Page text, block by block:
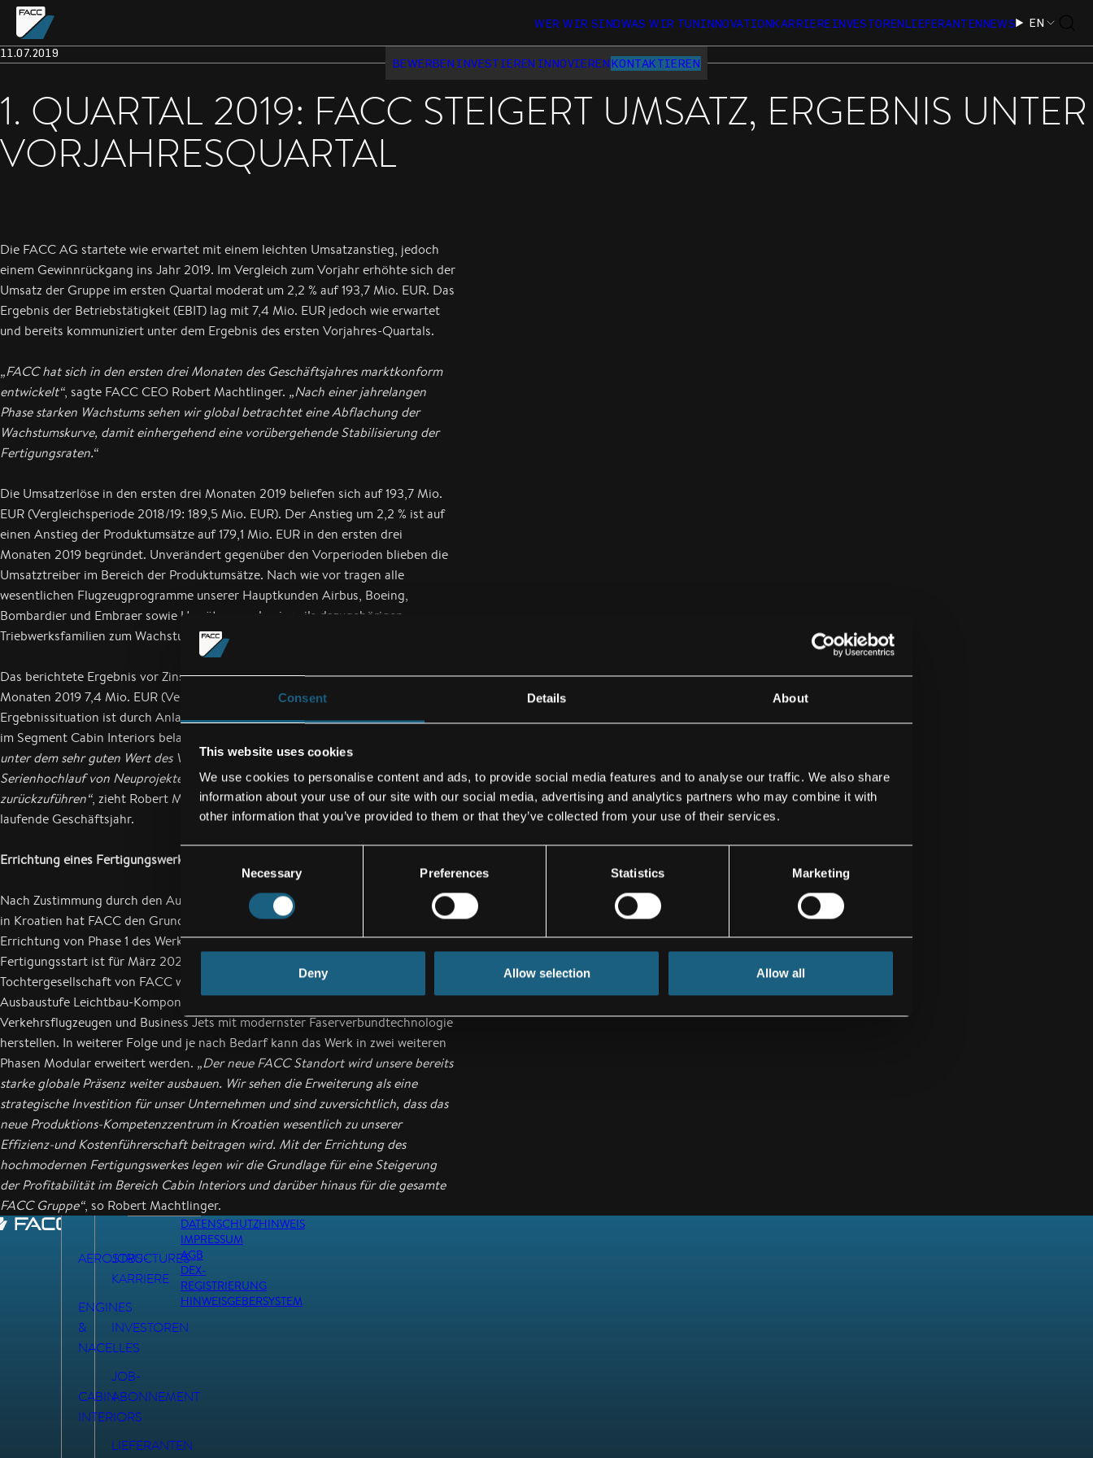
Consent Details About
This website uses cookies
We use cookies to personalise content and ads, to provide social media features and to analyse our traffic. We also share
information about your use of our site with our social media, advertising and analytics partners who may combine it with
other information that you’ve provided to them or that they’ve collected from your use of their services.
Necessary Preferences Statistics Marketing
Deny Allow selection Allow all
WER WIR SINDWAS WIR TUNINNOVATIONKARRIEREINVESTORENLIEFERANTENNEWS EN
BEWERBEN INVESTIEREN INNOVIERENKONTAKTIEREN
11.07.2019
1. QUARTAL 2019: FACC STEIGERT UMSATZ, ERGEBNIS UNTER
VORJAHRESQUARTAL
Die FACC AG startete wie erwartet mit einem leichten Umsatzanstieg, jedoch
einem Gewinnrückgang ins Jahr 2019. Im Vergleich zum Vorjahr erhöhte sich der
Umsatz der Gruppe im ersten Quartal moderat um 2,2 % auf 193,7 Mio. EUR. Das
Ergebnis der Betriebstätigkeit (EBIT) lag mit 7,4 Mio. EUR jedoch wie erwartet
und bereits kommuniziert unter dem Ergebnis des ersten Vorjahres-Quartals.
„FACC hat sich in den ersten drei Monaten des Geschäftsjahres marktkonform
entwickelt“, sagte FACC CEO Robert Machtlinger. „Nach einer jahrelangen
Phase starken Wachstums sehen wir global betrachtet eine Abflachung der
Wachstumskurve, damit einhergehend eine vorübergehende Stabilisierung der
Fertigungsraten.“
Die Umsatzerlöse in den ersten drei Monaten 2019 beliefen sich auf 193,7 Mio.
EUR (Vergleichsperiode 2018/19: 189,5 Mio. EUR). Der Anstieg um 2,2 % ist auf
einen Anstieg der Produktumsätze auf 179,1 Mio. EUR in den ersten drei
Monaten 2019 begründet. Unverändert gegenüber den Vorperioden blieben die
Umsatztreiber im Bereich der Produktumsätze. Nach wie vor tragen alle
wesentlichen Flugzeugprogramme unserer Hauptkunden Airbus, Boeing,
Bombardier und Embraer sowie Umsätze aus den jeweils dazugehörigen
Triebwerksfamilien zum Wachstum des Konzerns bei.
Das berichtete Ergebnis vor Zinsen und Steuern (EBIT) betrug in den ersten drei
Monaten 2019 7,4 Mio. EUR (Vergleichsperiode 2018/19: 19,3 Mio. EUR). Die
Ergebnissituation ist durch Anlaufkosten für kürzlich in Serie gebrachte Projekte
im Segment Cabin Interiors belastet.
unter dem sehr guten Wert des Vorjahres. Im Wesentlichen ist das auf den
Serienhochlauf von Neuprojekten und damit verbundenen Mehrkosten
zurückzuführen“, zieht Robert Machtlinger ein Zwischenresümee über das
laufende Geschäftsjahr.
Errichtung eines Fertigungswerkes in Kroatien
Nach Zustimmung durch den Aufsichtsrat zur Errichtung eines Fertigungswerkes
in Kroatien hat FACC den Grundstückskauf im Mai 2019 vollzogen. Mit der
Errichtung von Phase 1 des Werkes wird im Oktober 2019 begonnen,
Fertigungsstart ist für März 2021 geplant. Als 100-prozentige
Tochtergesellschaft von FACC wird die neue Produktionsstätte in der ersten
Ausbaustufe Leichtbau-Komponenten für Passagierkabinen von
Verkehrsflugzeugen und Business Jets mit modernster Faserverbundtechnologie
herstellen. In weiterer Folge und je nach Bedarf kann das Werk in zwei weiteren
Phasen Modular erweitert werden. „Der neue FACC Standort wird unsere bereits
starke globale Präsenz weiter ausbauen. Wir sehen die Erweiterung als eine
strategische Investition für unser Unternehmen und sind zuversichtlich, dass das
neue Produktions-Kompetenzzentrum in Kroatien wesentlich zu unserer
Effizienz-und Kostenführerschaft beitragen wird. Mit der Errichtung des
hochmodernen Fertigungswerkes legen wir die Grundlage für eine Steigerung
der Profitabilität im Bereich Cabin Interiors und darüber hinaus für die gesamte
FACC Gruppe“, so Robert Machtlinger.
AEROSTRUCTURES
ENGINES
&
NACELLES
CABIN
INTERIORS
JOBS-
KARRIERE
INVESTOREN
JOB-
ABONNEMENT
LIEFERANTEN
DATENSCHUTZHINWEIS
IMPRESSUM
AGB
DEX-
REGISTRIERUNG
HINWEISGEBERSYSTEM